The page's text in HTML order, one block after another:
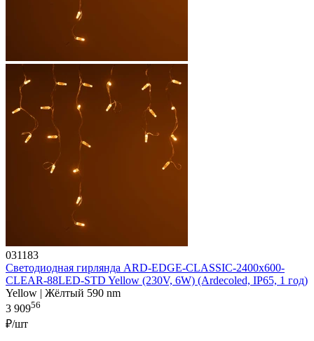
031183
Светодиодная гирлянда ARD-EDGE-CLASSIC-2400x600-
CLEAR-88LED-STD Yellow (230V, 6W) (Ardecoled, IP65, 1 год)
Yellow | Жёлтый 590 nm
3 90956
₽/шт